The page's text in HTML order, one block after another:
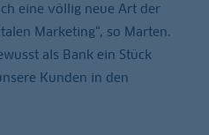
eine völlig neue Art der
Marketing“, so Marten.
als Bank ein Stück
Kunden in den